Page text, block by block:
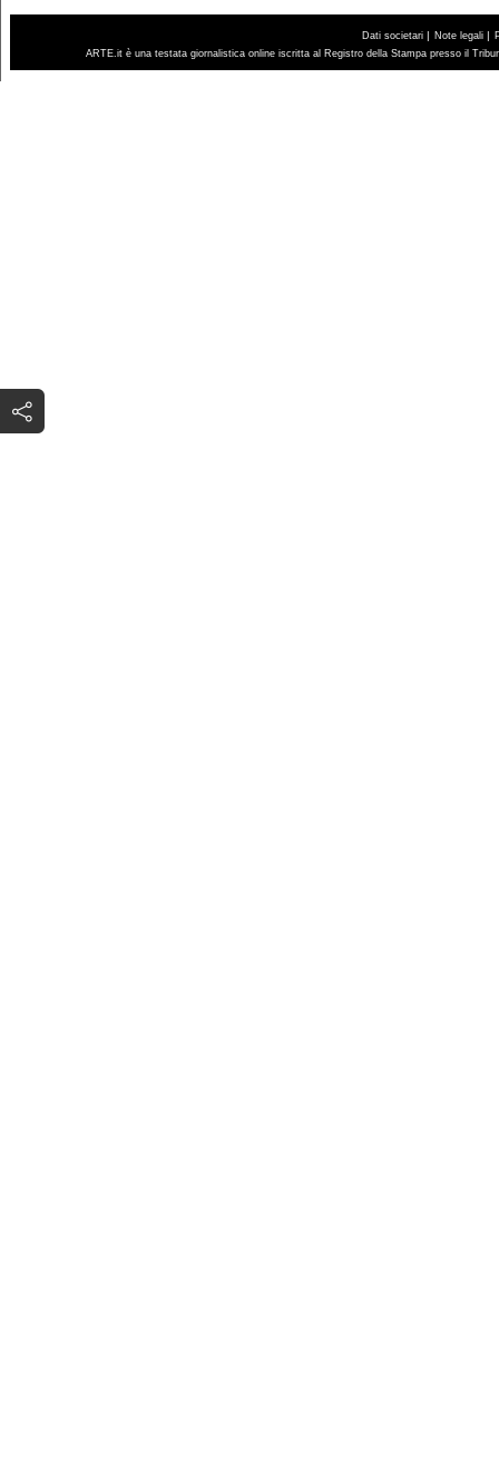
Dati societari | Note legali |
ARTE.it è una testata giornalistica online iscritta al Registro della Stampa presso il